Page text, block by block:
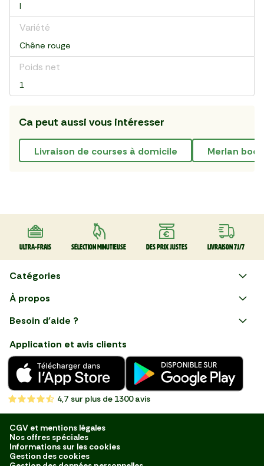
I
Variété
Chêne rouge
Poids net
1
Ca peut aussi vous intéresser
livraison de courses à domicile merlan
Ultra-frais Sélection minutieuse Des prix justes Livraison 7J/7
Catégories
Faire ses courses en ligne
Nouveautés
Fruits
Légumes
Boucherie
Charcuterie
Poissonnerie
Fromagerie
À propos
et savoir-faire français en
choisissant notre service de
livraison de produits frais et
de qualité, livrés directement
chez vous. Une expérience
de courses en ligne pensée
pour vous.
Besoin d'aide ?
Application et avis clients
4,7 sur plus de 1300 avis
CGV et mentions légales
Nos offres spéciales
Informations sur les cookies
Gestion des cookies